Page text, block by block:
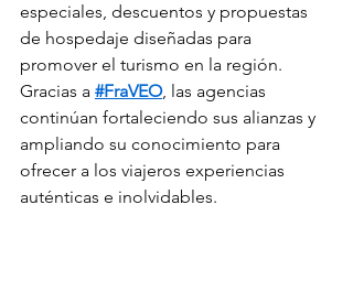
especiales, descuentos y propuestas
de hospedaje diseñadas para
promover el turismo en la región.
Gracias a #FraVEO, las agencias
continúan fortaleciendo sus alianzas y
ampliando su conocimiento para
ofrecer a los viajeros experiencias
auténticas e inolvidables.